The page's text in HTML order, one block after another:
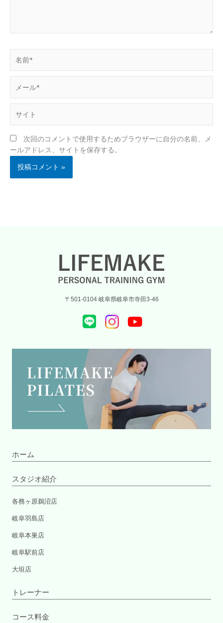
*
ー
ル
次回のコメントで使用するためブラウザーに自分の名前、メ
ールアドレス、サイトを保存する。
〒501-0104 岐阜県岐阜市寺田3-46
ホーム
スタジオ紹介
各務ヶ原鵜沼店
岐阜羽島店
岐阜本巣店
岐阜駅前店
大垣店
トレーナー
コース料金